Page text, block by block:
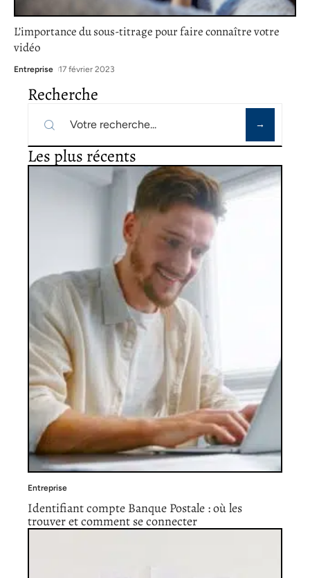
L’importance du sous-titrage pour faire connaître votre
vidéo
Entreprise 17 février 2023
Recherche
Les plus récents
Entreprise
Identifiant compte Banque Postale : où les
trouver et comment se connecter